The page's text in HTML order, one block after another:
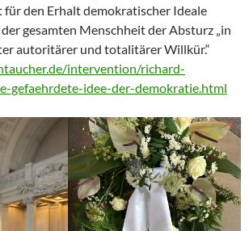
für den Erhalt demokratischer Ideale
gesamten Menschheit der Absturz „in
autoritärer und totalitärer Willkür.“
intervention/richard-
gefaehrdete-idee-der-demokratie.html